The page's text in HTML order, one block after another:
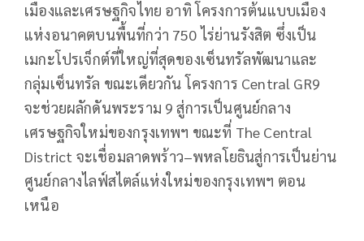
เมืองและเศรษฐกิจไทย อาทิ โครงการต้นแบบเมือง
แห่งอนาคตบนพื้นที่กว่า 750 ไร่ย่านรังสิต ซึ่งเป็น
เมกะโปรเจ็กต์ที่ใหญ่ที่สุดของเซ็นทรัลพัฒนาและ
กลุ่มเซ็นทรัล ขณะเดียวกัน โครงการ Central GR9
จะช่วยผลักดันพระราม 9 สู่การเป็นศูนย์กลาง
เศรษฐกิจใหม่ของกรุงเทพฯ ขณะที่ The Central
District จะเชื่อมลาดพร้าว–พหลโยธินสู่การเป็นย่าน
ศูนย์กลางไลฟ์สไตล์แห่งใหม่ของกรุงเทพฯ ตอน
เหนือ